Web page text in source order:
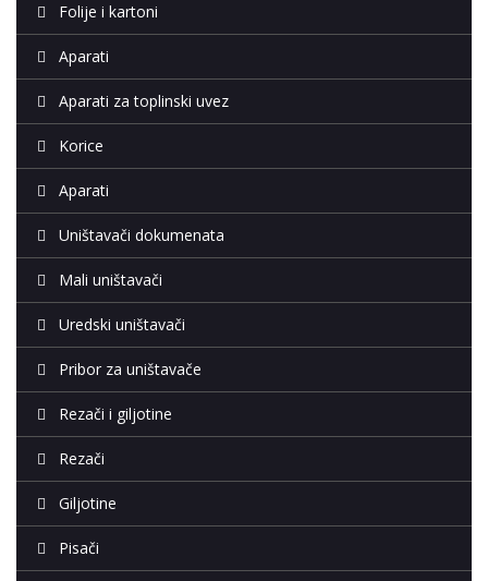
Folije i kartoni
Aparati
Aparati za toplinski uvez
Korice
Aparati
Uništavači dokumenata
Mali uništavači
Uredski uništavači
Pribor za uništavače
Rezači i giljotine
Rezači
Giljotine
Pisači